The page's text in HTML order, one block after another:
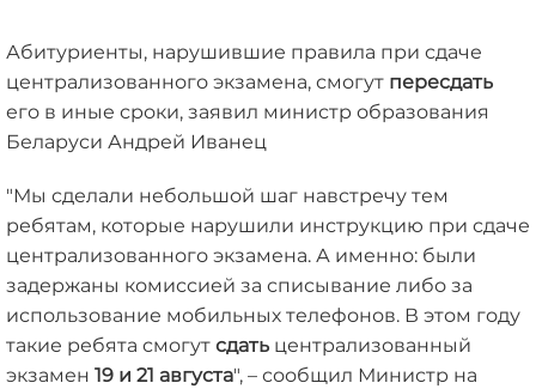
Абитуриенты, нарушившие правила при сдаче
централизованного экзамена, смогут пересдать
его в иные сроки, заявил министр образования
Беларуси Андрей Иванец
"Мы сделали небольшой шаг навстречу тем
ребятам, которые нарушили инструкцию при сдаче
централизованного экзамена. А именно: были
задержаны комиссией за списывание либо за
использование мобильных телефонов. В этом году
такие ребята смогут сдать централизованный
экзамен 19 и 21 августа", – сообщил Министр на